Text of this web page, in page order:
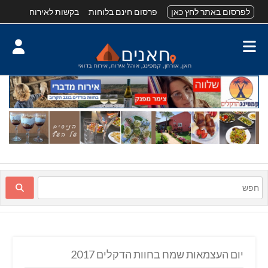
לפרסום באתר לחץ כאן פרסום חינם בלוחות בקשות לאירוח
יום העצמאות שמח בחוות הדקלים 2017